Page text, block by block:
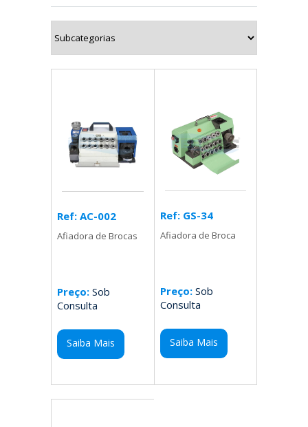
Ref: AC-002
Afiadora de Brocas
Preço: Sob
Consulta
Saiba Mais
Ref: GS-34
Afiadora de Broca
Preço:Sob
Consulta
Saiba Mais